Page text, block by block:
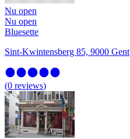
Nu open
Nu open
Bluesette
Sint-Kwintensberg 85, 9000 Gent
(0 reviews)